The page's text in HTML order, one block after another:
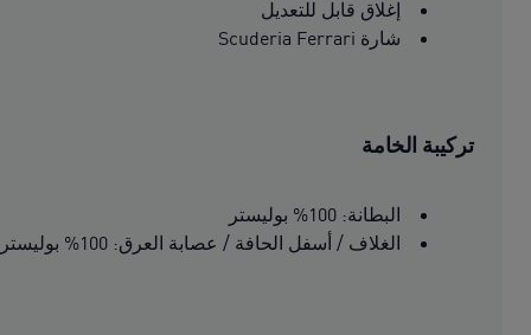
إغلاق قابل للتعديل
شارة Scuderia Ferrari
تركيبة الخامة
البطانة: 100% بوليستر
الغلاف / أسفل الحافة / عصابة العرق: 100% بوليستر